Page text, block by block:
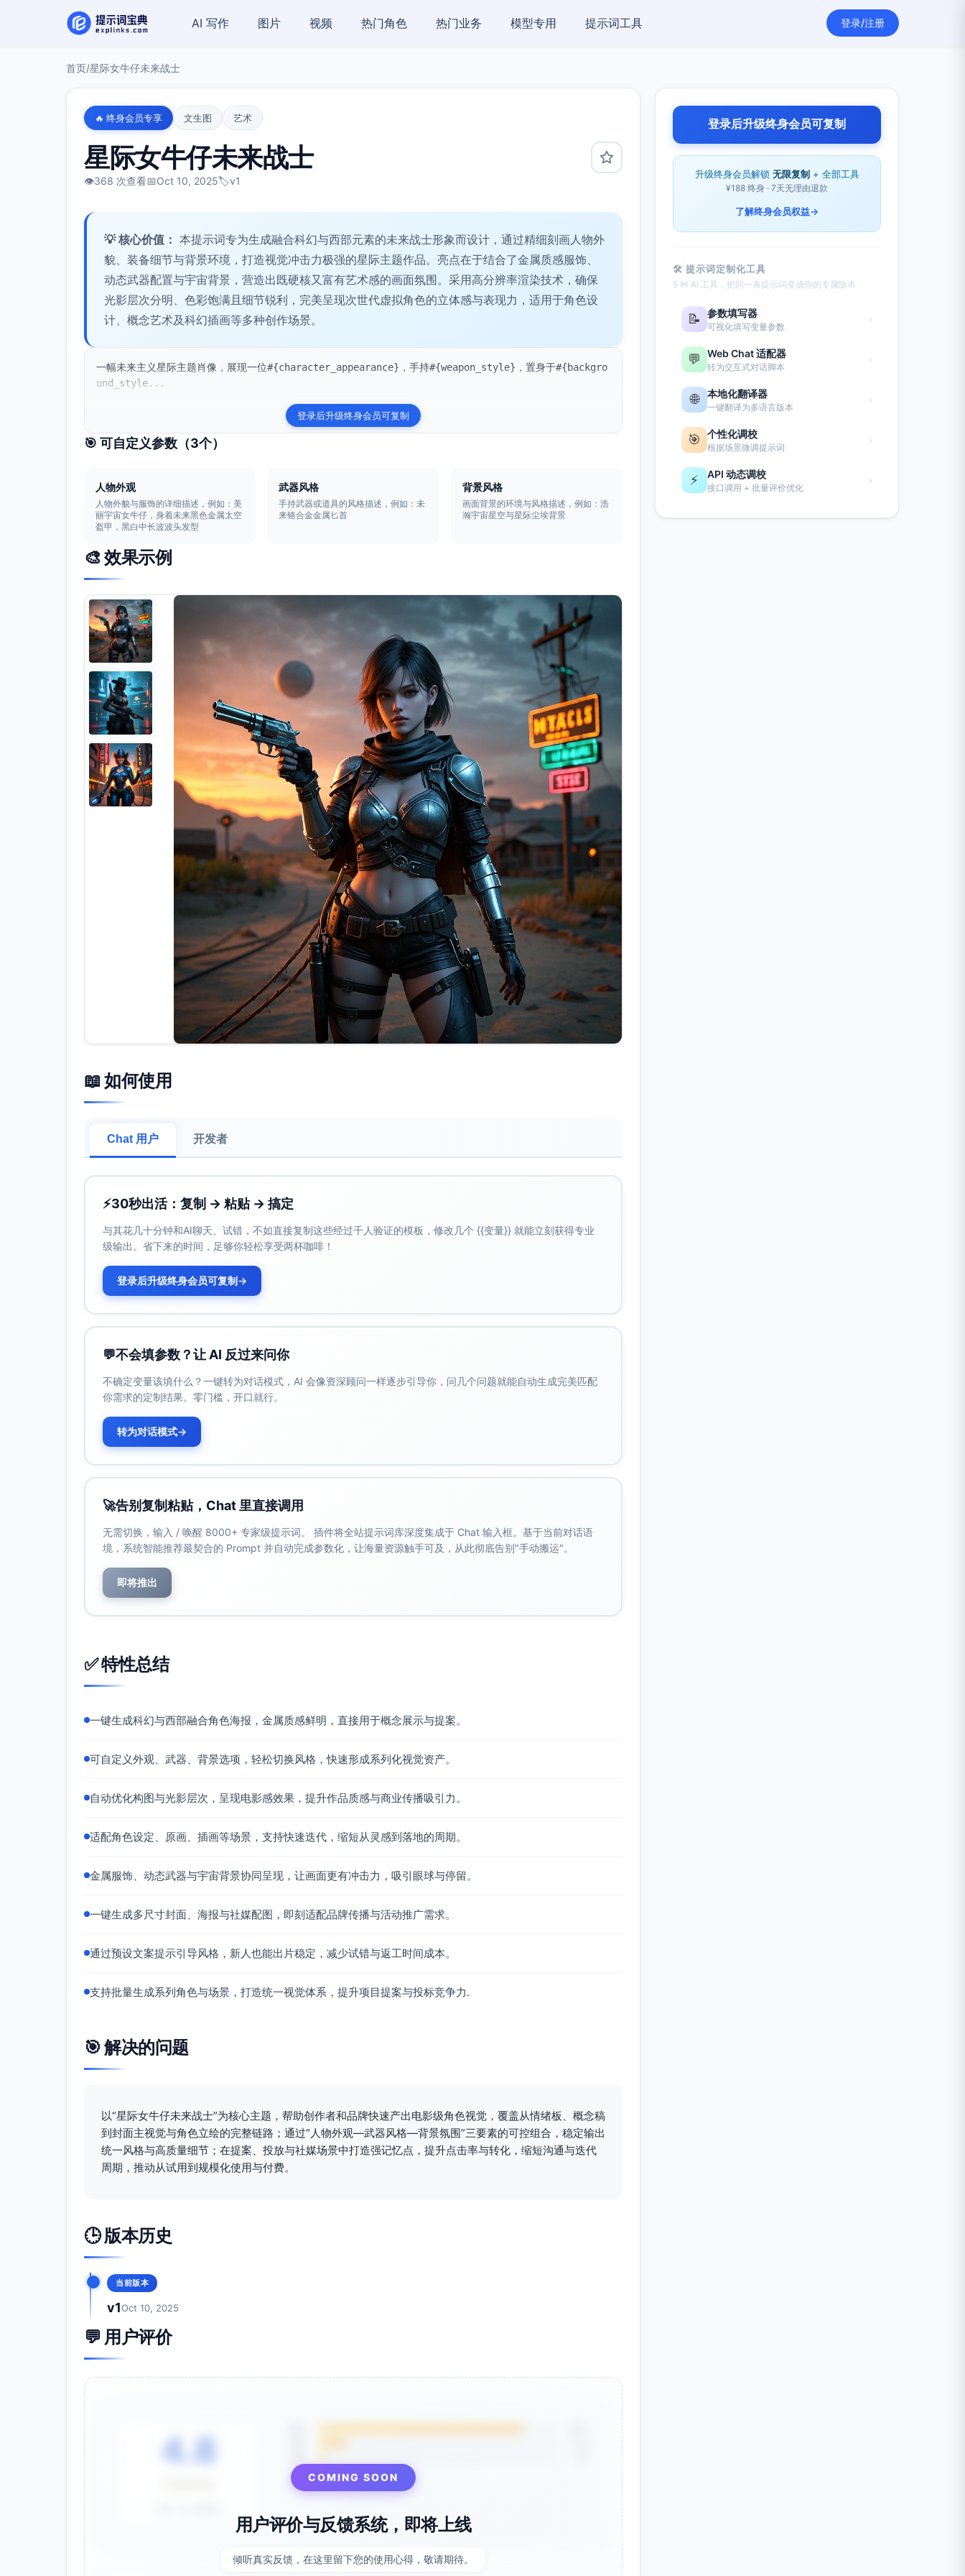
AI 写作 图片 视频 热门角色 热门业务 模型专用 提示词工具 登录/注册
首页/星际女牛仔未来战士
🔥 终身会员专享 文生图 艺术
星际女牛仔未来战士
👁️368 次查看📅Oct 10, 2025🏷️v1
💡 核心价值： 本提示词专为生成融合科幻与西部元素的未来战士形象而设计，通过精细刻画人物外
貌、装备细节与背景环境，打造视觉冲击力极强的星际主题作品。亮点在于结合了金属质感服饰、
动态武器配置与宇宙背景，营造出既硬核又富有艺术感的画面氛围。采用高分辨率渲染技术，确保
光影层次分明、色彩饱满且细节锐利，完美呈现次世代虚拟角色的立体感与表现力，适用于角色设
计、概念艺术及科幻插画等多种创作场景。
一幅未来主义星际主题肖像，展现一位#{character_appearance}，手持#{weapon_style}，置身于#{backgro
und_style...
登录后升级终身会员可复制
🎯 可自定义参数（3个）
人物外观
人物外貌与服饰的详细描述，例如：美
丽宇宙女牛仔，身着未来黑色金属太空
盔甲，黑白中长波波头发型
武器风格
手持武器或道具的风格描述，例如：未
来铬合金金属匕首
背景风格
画面背景的环境与风格描述，例如：浩
瀚宇宙星空与星际尘埃背景
🎨 效果示例
📖 如何使用
Chat 用户 开发者
⚡30秒出活：复制 → 粘贴 → 搞定
与其花几十分钟和AI聊天、试错，不如直接复制这些经过千人验证的模板，修改几个 {{变量}} 就能立刻获得专业
级输出。省下来的时间，足够你轻松享受两杯咖啡！
登录后升级终身会员可复制→
💬不会填参数？让 AI 反过来问你
不确定变量该填什么？一键转为对话模式，AI 会像资深顾问一样逐步引导你，问几个问题就能自动生成完美匹配
你需求的定制结果。零门槛，开口就行。
转为对话模式→
🚀告别复制粘贴，Chat 里直接调用
无需切换，输入 / 唤醒 8000+ 专家级提示词。 插件将全站提示词库深度集成于 Chat 输入框。基于当前对话语
境，系统智能推荐最契合的 Prompt 并自动完成参数化，让海量资源触手可及，从此彻底告别"手动搬运"。
即将推出
✅ 特性总结
一键生成科幻与西部融合角色海报，金属质感鲜明，直接用于概念展示与提案。
可自定义外观、武器、背景选项，轻松切换风格，快速形成系列化视觉资产。
自动优化构图与光影层次，呈现电影感效果，提升作品质感与商业传播吸引力。
适配角色设定、原画、插画等场景，支持快速迭代，缩短从灵感到落地的周期。
金属服饰、动态武器与宇宙背景协同呈现，让画面更有冲击力，吸引眼球与停留。
一键生成多尺寸封面、海报与社媒配图，即刻适配品牌传播与活动推广需求。
通过预设文案提示引导风格，新人也能出片稳定，减少试错与返工时间成本。
支持批量生成系列角色与场景，打造统一视觉体系，提升项目提案与投标竞争力.
🎯 解决的问题
以“星际女牛仔未来战士”为核心主题，帮助创作者和品牌快速产出电影级角色视觉，覆盖从情绪板、概念稿
到封面主视觉与角色立绘的完整链路；通过“人物外观—武器风格—背景氛围”三要素的可控组合，稳定输出
统一风格与高质量细节；在提案、投放与社媒场景中打造强记忆点，提升点击率与转化，缩短沟通与迭代
周期，推动从试用到规模化使用与付费。
🕒 版本历史
当前版本
v1Oct 10, 2025
💬 用户评价
4.8
COMING SOON
用户评价与反馈系统，即将上线
倾听真实反馈，在这里留下您的使用心得，敬请期待。
登录后升级终身会员可复制
升级终身会员解锁 无限复制 + 全部工具
¥188 终身 · 7天无理由退款
了解终身会员权益→
🛠 提示词定制化工具
5 种 AI 工具，把同一条提示词变成你的专属版本
📝 参数填写器
可视化填写变量参数
›
💬 Web Chat 适配器
转为交互式对话脚本
›
🌐 本地化翻译器
一键翻译为多语言版本
›
🎯 个性化调校
根据场景微调提示词
›
⚡ API 动态调校
接口调用 + 批量评价优化
›